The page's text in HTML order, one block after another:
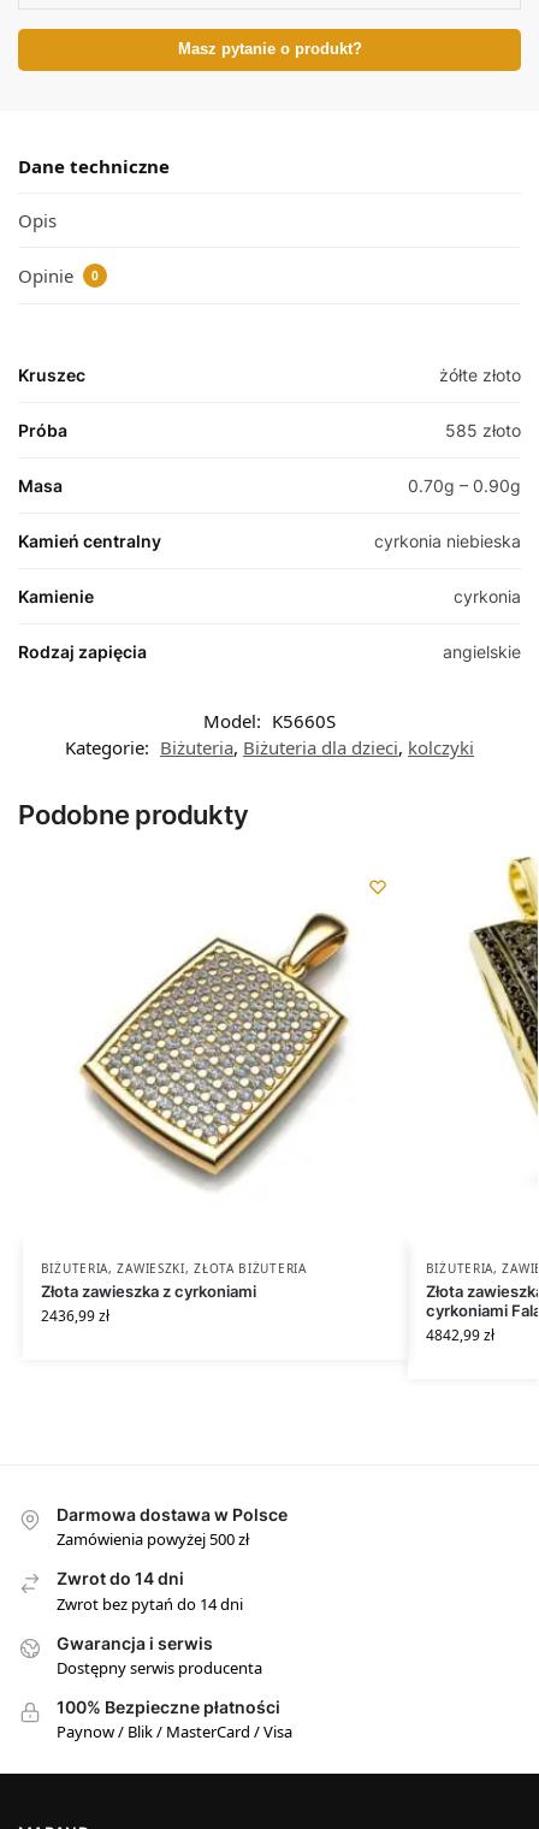
Masz pytanie o produkt?
Dane techniczne
Opis
Opinie 0
Kruszec żółte złoto
Próba 585 złoto
Masa 0.70g – 0.90g
Kamień centralny cyrkonia niebieska
Kamienie cyrkonia
Rodzaj zapięcia angielskie
Model: K5660S
Kategorie: Biżuteria, Biżuteria dla dzieci, kolczyki
Podobne produkty
BIŻUTERIA,ZAWIESZKI,ZŁOTA BIŻUTERIA
Złota zawieszka z cyrkoniami
2436,99zł
BIŻUTERIA,
Złota
cyrkoniami
4842,99zł
Darmowa dostawa w Polsce
Zamówienia powyżej 500 zł
Zwrot do 14 dni
Zwrot bez pytań do 14 dni
Gwarancja i serwis
Dostępny serwis producenta
100% Bezpieczne płatności
Paynow / Blik / MasterCard / Visa